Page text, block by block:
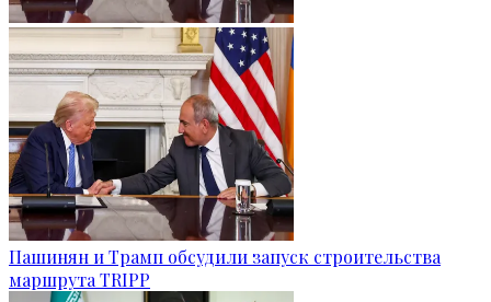
Пашинян и Трамп обсудили запуск строительства
маршрута TRIPP